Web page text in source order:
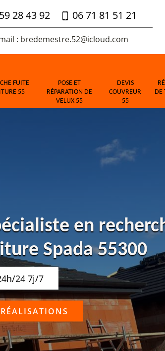
28 43 92 06 71 81 51 21
: bredemestre.52@icloud.com
FUITE
55
POSE ET
RÉPARATION DE
VELUX 55
DEVIS
COUVREUR
55
DE
en
Spada 55300
24 7j/7
RÉALISATIONS